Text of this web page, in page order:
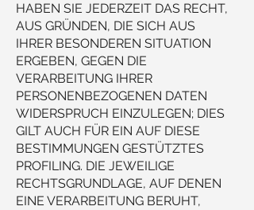
HABEN SIE JEDERZEIT DAS RECHT,
AUS GRÜNDEN, DIE SICH AUS
IHRER BESONDEREN SITUATION
ERGEBEN, GEGEN DIE
VERARBEITUNG IHRER
PERSONENBEZOGENEN DATEN
WIDERSPRUCH EINZULEGEN; DIES
GILT AUCH FÜR EIN AUF DIESE
BESTIMMUNGEN GESTÜTZTES
PROFILING. DIE JEWEILIGE
RECHTSGRUNDLAGE, AUF DENEN
EINE VERARBEITUNG BERUHT,